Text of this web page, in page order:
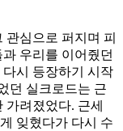
심으로 퍼지며 피
우리를 이어줬던
시 등장하기 시작
던 실크로드는 근
려졌었다. 근세
잊혔다가 다시 수